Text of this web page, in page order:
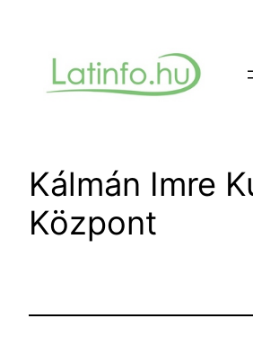
tartalomhoz
Kálmán Imre
Központ